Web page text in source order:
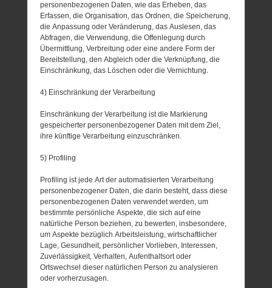
personenbezogenen Daten, wie das Erheben, das
Erfassen, die Organisation, das Ordnen, die Speicherung,
die Anpassung oder Veränderung, das Auslesen, das
Abfragen, die Verwendung, die Offenlegung durch
Übermittlung, Verbreitung oder eine andere Form der
Bereitstellung, den Abgleich oder die Verknüpfung, die
Einschränkung, das Löschen oder die Vernichtung.
4) Einschränkung der Verarbeitung
Einschränkung der Verarbeitung ist die Markierung
gespeicherter personenbezogener Daten mit dem Ziel,
ihre künftige Verarbeitung einzuschränken.
5) Profiling
Profiling ist jede Art der automatisierten Verarbeitung
personenbezogener Daten, die darin besteht, dass diese
personenbezogenen Daten verwendet werden, um
bestimmte persönliche Aspekte, die sich auf eine
natürliche Person beziehen, zu bewerten, insbesondere,
um Aspekte bezüglich Arbeitsleistung, wirtschaftlicher
Lage, Gesundheit, persönlicher Vorlieben, Interessen,
Zuverlässigkeit, Verhalten, Aufenthaltsort oder
Ortswechsel dieser natürlichen Person zu analysieren
oder vorherzusagen.